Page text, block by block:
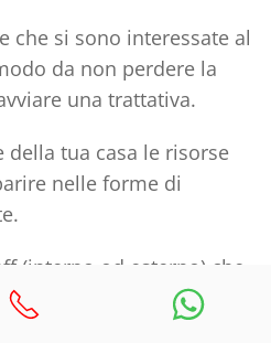
che si sono interessate al
da non perdere la
una trattativa.
della tua casa le risorse
nelle forme di
(interno od esterno) che
sempre presente come